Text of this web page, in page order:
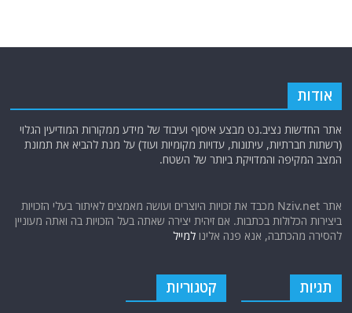
אודות
אתר החדשות נציב.נט מבצע איסוף ועיבוד של מידע ממקורות המודיעין הגלוי
(רשתות חברתיות, עיתונות, עדויות מקומיות ועוד) על מנת להביא את תמונת
המצב המקיפה והמדויקת ביותר של השטח.
אתר Nziv.net מכבד את זכויות היוצרים ועושה מאמצים לאיתור בעלי הזכויות
ביצירות הכלולות בכתבות. אם זיהית יצירה שאתה בעל הזכויות בה ואתה מעוניין
להסירה מהכתבה, אנא פנה אלינולמייל
תגיות קטגוריות